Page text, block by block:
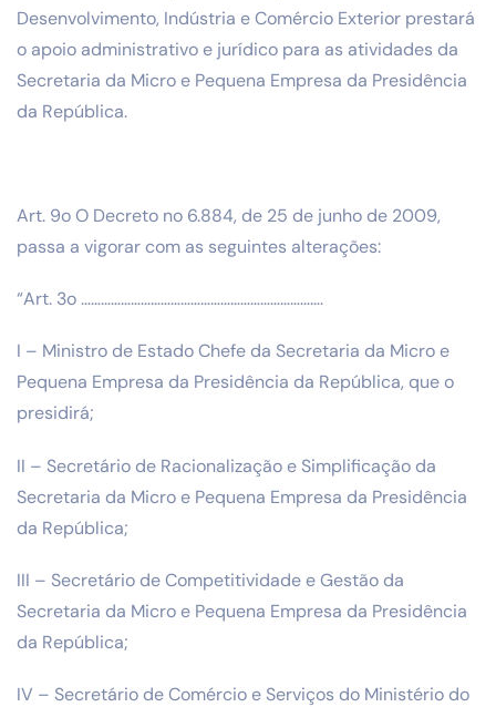
Desenvolvimento, Indústria e Comércio Exterior prestará
o apoio administrativo e jurídico para as atividades da
Secretaria da Micro e Pequena Empresa da Presidência
da República.
Art. 9o O Decreto no 6.884, de 25 de junho de 2009,
passa a vigorar com as seguintes alterações:
“Art. 3o ……………………………………………………………….
I – Ministro de Estado Chefe da Secretaria da Micro e
Pequena Empresa da Presidência da República, que o
presidirá;
II – Secretário de Racionalização e Simplificação da
Secretaria da Micro e Pequena Empresa da Presidência
da República;
III – Secretário de Competitividade e Gestão da
Secretaria da Micro e Pequena Empresa da Presidência
da República;
IV – Secretário de Comércio e Serviços do Ministério do